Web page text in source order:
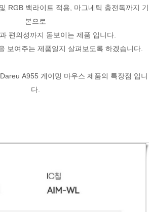
RGB 백라이트 적용, 마그네틱 충전독까지 기
본으로
편의성까지 돋보이는 제품 입니다.
보여주는 제품일지 살펴보도록 하겠습니다.
A955 게이밍 마우스 제품의 특장점 입니
다.